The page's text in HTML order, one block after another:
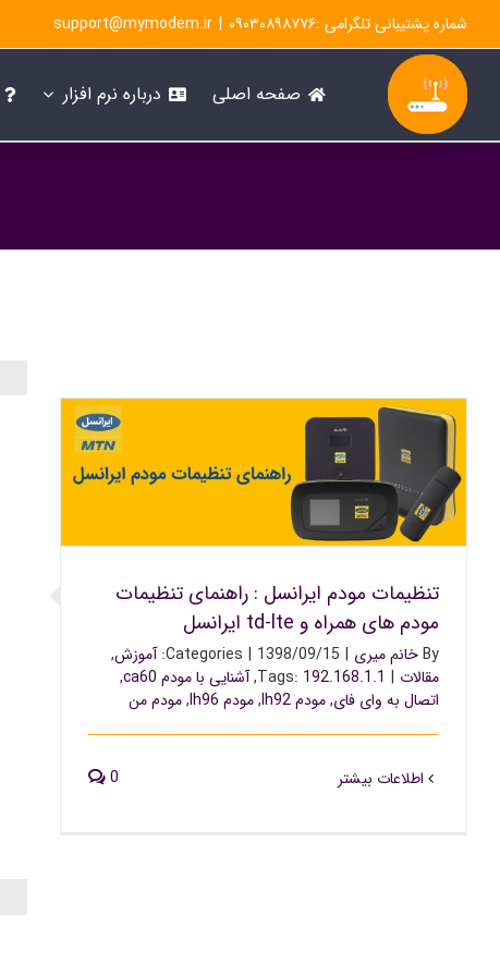
to
content
شماره پشتیبانی تلگرامی :۰۹۰۳۰۸۹۸۷۷۶ |
support@mymodem.ir
صفحه اصلی درباره نرم افزار
تنظیمات مودم ایرانسل : راهنمای تنظیمات مودم های همراه
تنظیمات مودم ایرانسل : راهنمای تنظیمات
مودم های همراه و td-lte ایرانسل
Byخانم میری |
1398/09/15
|
Categories: آموزش,
مقالات |
Tags: 192.168.1.1
,آشنایی با مودم ca60
,
اتصال به وای فای,مودم lh92 ,مودم lh96 ,مودم من
اطلاعات بیشتر 0